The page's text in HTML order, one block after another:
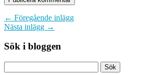
← Föregående inlägg
Nästa inlägg →
Sök i bloggen